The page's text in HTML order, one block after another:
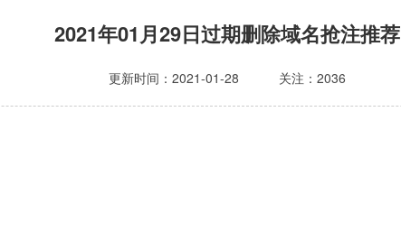
2021年01月29日过期删除域名抢注推荐
更新时间：2021-01-28 关注：2036